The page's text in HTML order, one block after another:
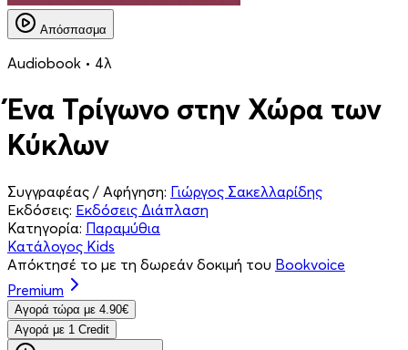
Απόσπασμα
Audiobook • 4λ
Ένα Τρίγωνο στην Χώρα των
Κύκλων
Συγγραφέας / Αφήγηση: Γιώργος Σακελλαρίδης
Εκδόσεις: Εκδόσεις Διάπλαση
Κατηγορία: Παραμύθια
Κατάλογος Kids
Απόκτησέ το με τη δωρεάν δοκιμή του Bookvoice
Premium
Aγορά τώρα με 4.90€
Aγορά με 1 Credit